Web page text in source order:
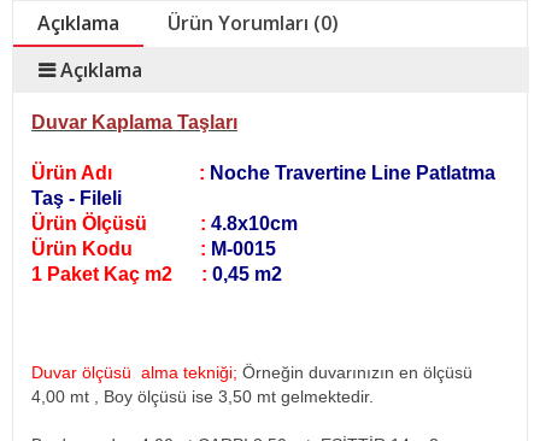
Açıklama
Ürün Yorumları (0)
Açıklama
Duvar Kaplama Taşları
Ürün Adı : Noche Travertine Line Patlatma
Taş - Fileli
Ürün Ölçüsü : 4.8x10cm
Ürün Kodu : M-0015
1 Paket Kaç m2 : 0,45 m2
Duvar ölçüsü alma tekniği; Örneğin duvarınızın en ölçüsü
4,00 mt , Boy ölçüsü ise 3,50 mt gelmektedir.